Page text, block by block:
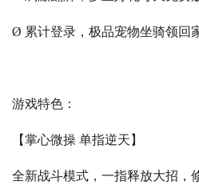
Ø 累计登录，极品宠物坐骑领回
游戏特色：
【掌心微操 单指逆天】
全新战斗模式，一指释放大招，